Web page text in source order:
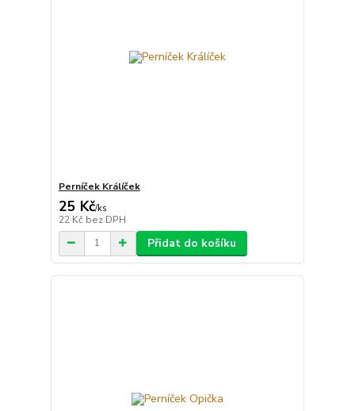
Perníček Králíček
25 Kč/ks
22 Kč bez DPH
Přidat do košíku